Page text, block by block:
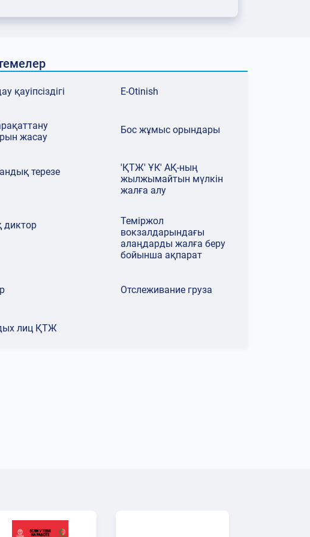
қимыл
теміржол вокзалы ашылып,
жаңа жолаушылар пойызы іске
қауіпсіздігі E-Otinish
жасау
Бос жұмыс орындары
терезе
'ҚТЖ' ҰК' АҚ-ның
жылжымайтын мүлкін
жалға алу
диктор
Теміржол
вокзалдарындағы
алаңдарды жалға беру
бойынша ақпарат
Отслеживание груза
лиц ҚТЖ